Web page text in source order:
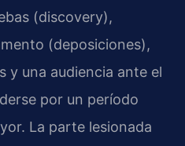
(discovery),
(deposiciones),
y una audiencia ante el
por un período
La parte lesionada